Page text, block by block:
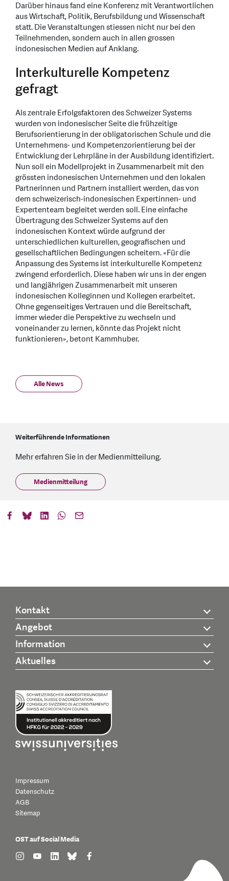
Darüber hinaus fand eine Konferenz mit Verantwortlichen
aus Wirtschaft, Politik, Berufsbildung und Wissenschaft
statt. Die Veranstaltungen stiessen nicht nur bei den
Teilnehmenden, sondern auch in allen grossen
indonesischen Medien auf Anklang.
Interkulturelle Kompetenz
gefragt
Als zentrale Erfolgsfaktoren des Schweizer Systems
wurden von indonesischer Seite die frühzeitige
Berufsorientierung in der obligatorischen Schule und die
Unternehmens- und Kompetenzorientierung bei der
Entwicklung der Lehrpläne in der Ausbildung identifiziert.
Nun soll ein Modellprojekt in Zusammenarbeit mit den
grössten indonesischen Unternehmen und den lokalen
Partnerinnen und Partnern installiert werden, das von
dem schweizerisch-indonesischen Expertinnen- und
Expertenteam begleitet werden soll. Eine einfache
Übertragung des Schweizer Systems auf den
indonesischen Kontext würde aufgrund der
unterschiedlichen kulturellen, geografischen und
gesellschaftlichen Bedingungen scheitern. «Für die
Anpassung des Systems ist interkulturelle Kompetenz
zwingend erforderlich. Diese haben wir uns in der engen
und langjährigen Zusammenarbeit mit unseren
indonesischen Kolleginnen und Kollegen erarbeitet.
Ohne gegenseitiges Vertrauen und die Bereitschaft,
immer wieder die Perspektive zu wechseln und
voneinander zu lernen, könnte das Projekt nicht
funktionieren», betont Kammhuber.
Alle News
Weiterführende Informationen
Mehr erfahren Sie in der Medienmitteilung.
Medienmitteilung
Kontakt
Angebot
Information
Aktuelles
Impressum
Datenschutz
AGB
Sitemap
OST auf Social Media
find us on: instagram
find us on: youtube
find us on: linkedin
find us on: bluesky
find us on: facebook